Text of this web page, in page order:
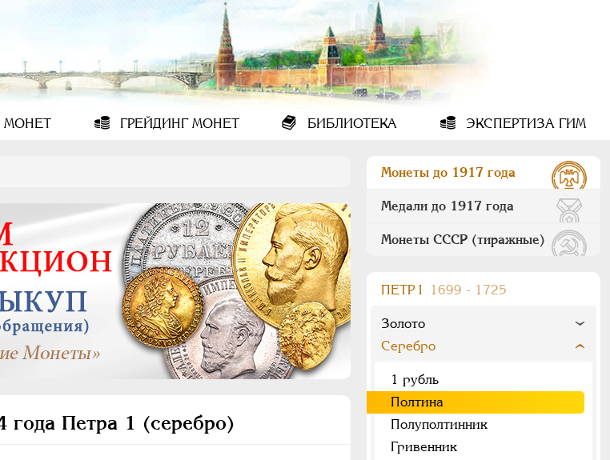
МОНЕТ ГРЕЙДИНГМОНЕТ БИБЛИОТЕКА ЭКСПЕРТИЗА ГИМ
года Петра 1 (серебро)
Монеты до 1917 года
Медали до 1917 года
Монеты СССР (тиражные)
ПEТР I 1699 - 1725
Золото
Серебро
1 рубль
Полтина
Полуполтинник
Гривенник